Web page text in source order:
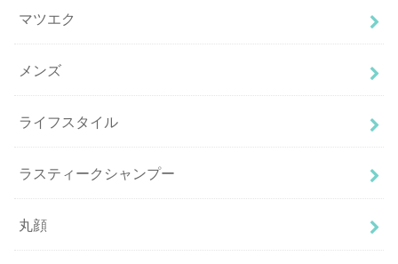
マツエク
メンズ
ライフスタイル
ラスティークシャンプー
丸顔